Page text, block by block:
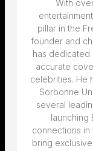
With
pillar in the
founder and
has dedicated
accurate
celebrities. He
Sorbonne
several
launching
connections in
bring